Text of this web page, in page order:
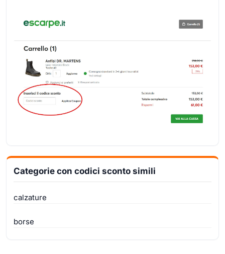
Categorie con codici sconto simili
calzature
borse